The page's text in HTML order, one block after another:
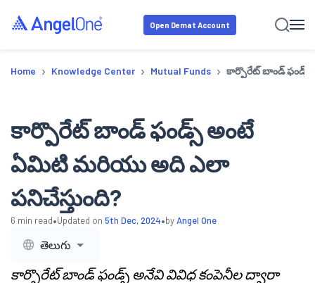
Open Demat Account
Home › Knowledge Center › Mutual Funds › కార్పొరేట్ బాండ్
కార్పొరేట్ బాండ్ ఫండ్స్ అంటే
ఏమిటి మరియు అది ఎలా
పనిచేస్తుంది?
6 min read•Updated on 5th Dec, 2024•byAngel One
తెలుగు
కార్పొరేట్ బాండ్ ఫండ్స్ అనేవి వివిధ కంపెనీల ద్వారా